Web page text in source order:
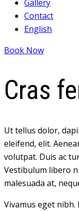
Gallery
Contact
English
Book Now
Cras
Ut tellus dolor,
eleifend, elit.
volutpat. Duis ac
Vestibulum libero
malesuada at,
Vivamus eget nibh.